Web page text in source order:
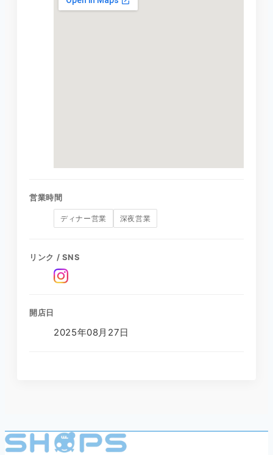
営業時間
ディナー営業 深夜営業
リンク / SNS
開店日
2025年08月27日